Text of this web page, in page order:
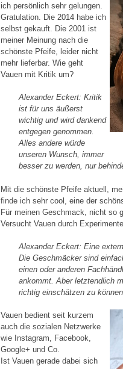
ich persönlich sehr gelungen.
Gratulation. Die 2014 habe ich
selbst gekauft. Die 2001 ist
meiner Meinung nach die
schönste Pfeife, leider nicht
mehr lieferbar. Wie geht
Vauen mit Kritik um?
Alexander Eckert:Kritik
ist für uns äußerst
wichtig und wird dankend
entgegen genommen.
Alles andere würde
unseren Wunsch, immer
besser zu werden, nur
Mit die schönste Pfeife aktuell,
finde ich sehr cool, eine der
Für meinen Geschmack, nicht so
Versucht Vauen durch
Alexander Eckert:Eine
Die Geschmäcker sind
einen oder anderen
ankommt. Aber letztendlich
richtig einschätzen zu können.
Vauen bedient seit kurzem
auch die sozialen Netzwerke
wie Instagram, Facebook,
Google+ und Co.
Ist Vauen gerade dabei sich